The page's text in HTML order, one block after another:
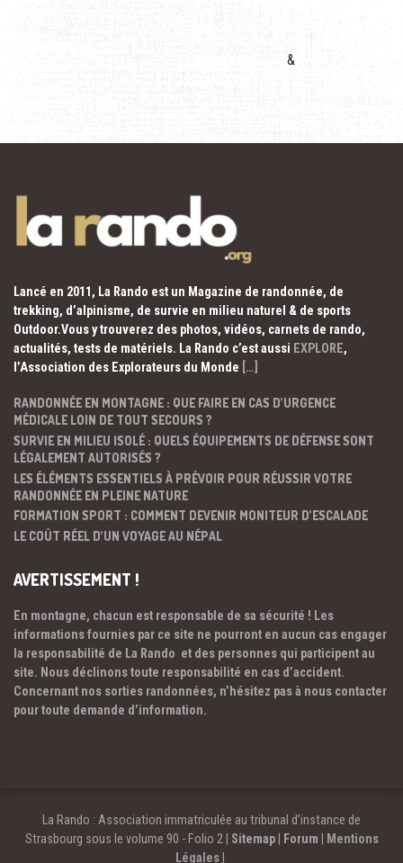
&
Lancé en 2011, La Rando est un Magazine de randonnée, de
trekking, d’alpinisme, de survie en milieu naturel & de sports
Outdoor.Vous y trouverez des photos, vidéos, carnets de rando,
actualités, tests de matériels. La Rando c’est aussi EXPLORE,
l’Association des Explorateurs du Monde […]
RANDONNÉE EN MONTAGNE : QUE FAIRE EN CAS D’URGENCE
MÉDICALE LOIN DE TOUT SECOURS ?
SURVIE EN MILIEU ISOLÉ : QUELS ÉQUIPEMENTS DE DÉFENSE SONT
LÉGALEMENT AUTORISÉS ?
LES ÉLÉMENTS ESSENTIELS À PRÉVOIR POUR RÉUSSIR VOTRE
RANDONNÉE EN PLEINE NATURE
FORMATION SPORT : COMMENT DEVENIR MONITEUR D’ESCALADE
LE COÛT RÉEL D’UN VOYAGE AU NÉPAL
AVERTISSEMENT !
En montagne, chacun est responsable de sa sécurité ! Les
informations fournies par ce site ne pourront en aucun cas engager
la responsabilité de La Rando et des personnes qui participent au
site. Nous déclinons toute responsabilité en cas d’accident.
Concernant nos sorties randonnées, n’hésitez pas à nous contacter
pour toute demande d’information.
La Rando : Association immatriculée au tribunal d’instance de
Strasbourg sous le volume 90 - Folio 2 | Sitemap| Forum
Mentions
Légales